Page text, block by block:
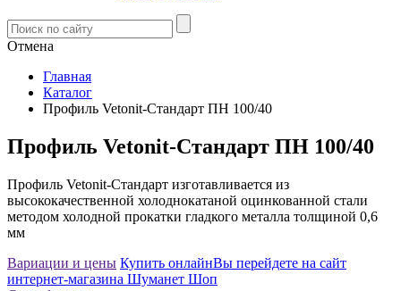
Отмена
Главная
Каталог
Профиль Vetonit-Стандарт ПН 100/40
Профиль Vetonit-Стандарт ПН 100/40
Профиль Vetonit-Стандарт изготавливается из
высококачественной холоднокатаной оцинкованной стали
методом холодной прокатки гладкого металла толщиной 0,6
мм
Вариации и цены Купить онлайнВы перейдете на сайт
интернет-магазина Шуманет Шоп